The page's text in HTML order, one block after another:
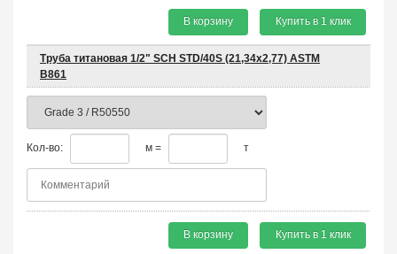
В корзину Купить в 1 клик
Труба титановая 1/2" SCH STD/40S (21,34x2,77) ASTM
B861
Кол-во: м = т
В корзину Купить в 1 клик